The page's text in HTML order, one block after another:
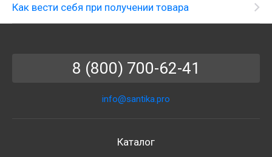
Как вести себя при получении товара
8 (800) 700-62-41
info@santika.pro
Каталог